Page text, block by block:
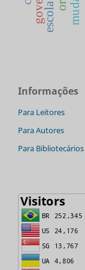
Informações
Para Leitores
Para Autores
Para Bibliotecários